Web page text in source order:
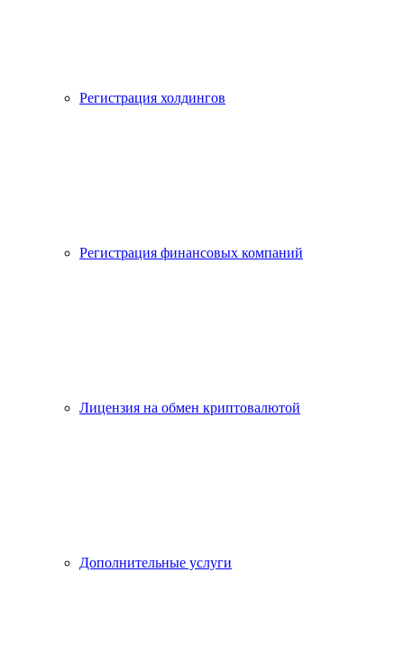
Регистрация холдингов
Регистрация финансовых компаний
Лицензия на обмен криптовалютой
Дополнительные услуги